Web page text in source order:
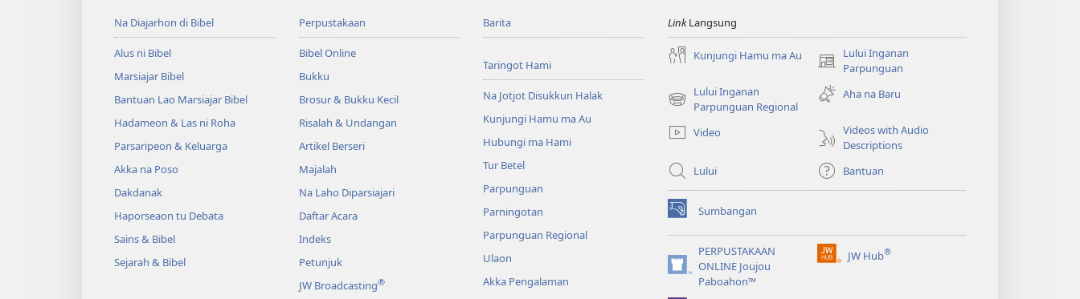
Na Diajarhon di Bibel
Alus ni Bibel
Marsiajar Bibel
Bantuan Lao Marsiajar Bibel
Hadameon & Las ni Roha
Parsaripeon & Keluarga
Akka na Poso
Dakdanak
Haporseaon tu Debata
Sains & Bibel
Sejarah & Bibel
Perpustakaan
Bibel Online
Bukku
Brosur & Bukku Kecil
Risalah & Undangan
Artikel Berseri
Majalah
Na Laho Diparsiajari
Daftar Acara
Indeks
Petunjuk
JW Broadcasting®
Barita
Taringot Hami
Na Jotjot Disukkun Halak
Kunjungi Hamu ma Au
Hubungi ma Hami
Tur Betel
Parpunguan
Parningotan
Parpunguan Regional
Ulaon
Akka Pengalaman
LinkLangsung
Kunjungi Hamu ma Au
Lului Inganan
Parpunguan
(opens
new
window)
Lului Inganan
Parpunguan Regional
(opens
window)
Aha na Baru
Video
Videos with Audio
Descriptions
Lului
Bantuan
Sumbangan
(opens
new
window)PERPUSTAKAAN
ONLINE Joujou
Paboahon™
(opens
JW Hub®
(opens